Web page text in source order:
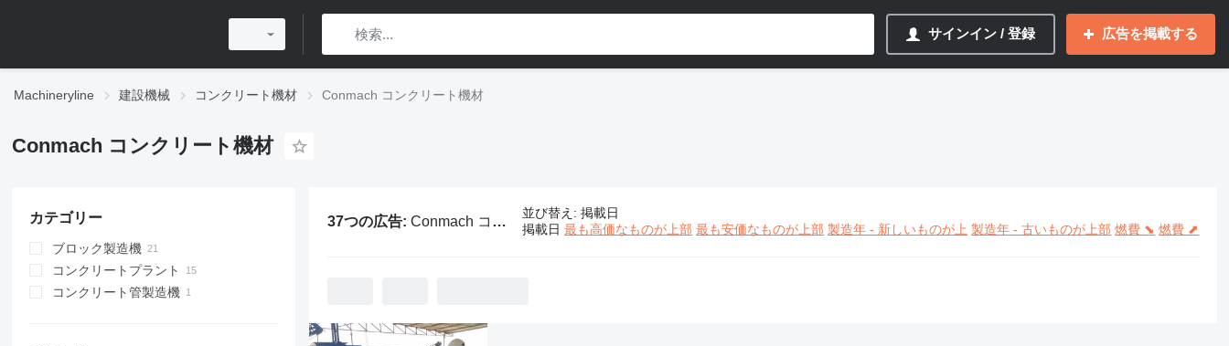
サインイン / 登録 広告を掲載する
Machineryline 建設機械 コンクリート機材 Conmach コンクリート機材
Conmach コンクリート機材
カテゴリー
ブロック製造機
コンクリートプラント
移動式コンクリートプラント
コンクリート管製造機
37つの広告: Conmach コンクリート機材
並び替え : 掲載日
掲載日 最も高価なものが上部 最も安価なものが上部 製造年 - 新しいものが上 製造年 - 古いものが上部 燃費 ⬊ 燃費 ⬈